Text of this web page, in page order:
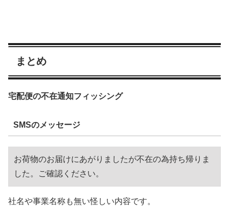
まとめ
宅配便の不在通知フィッシング
SMSのメッセージ
お荷物のお届けにあがりましたが不在の為持ち帰りま
した。ご確認ください。
社名や事業名称も無い怪しい内容です。